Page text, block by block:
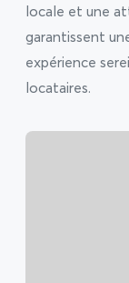
locale et une
garantissent
expérience
locataires.